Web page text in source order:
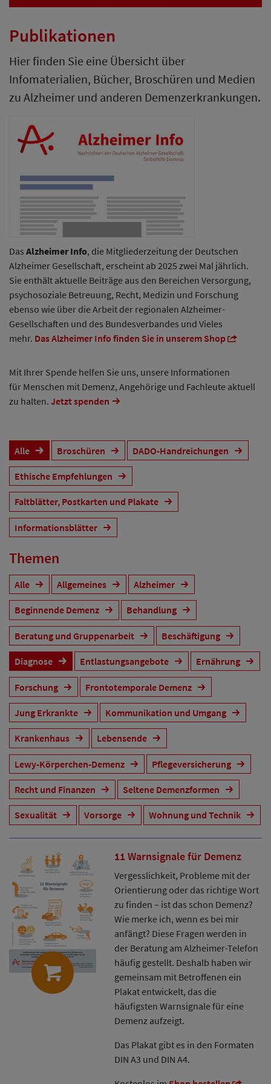
Publikationen
Hier finden Sie eine Übersicht über
Infomaterialien, Bücher, Broschüren und Medien
zu Alzheimer und anderen Demenzerkrankungen.
Das Alzheimer Info, die Mitgliederzeitung der Deutschen
Alzheimer Gesellschaft, erscheint ab 2025 zwei Mal jährlich.
Sie enthält aktuelle Beiträge aus den Bereichen Versorgung,
psychosoziale Betreuung, Recht, Medizin und Forschung
ebenso wie über die Arbeit der regionalen Alzheimer-
Gesellschaften und des Bundesverbandes und Vieles
mehr. Das Alzheimer Info finden Sie in unserem Shop
Mit Ihrer Spende helfen Sie uns, unsere Informationen
für Menschen mit Demenz, Angehörige und Fachleute aktuell
zu halten. Jetzt spenden
Alle Broschüren DADO-Handreichungen
Ethische Empfehlungen
Faltblätter, Postkarten und Plakate
Informationsblätter
Themen
Alle Allgemeines Alzheimer
Beginnende Demenz Behandlung
Beratung und Gruppenarbeit Beschäftigung
Diagnose Entlastungsangebote Ernährung
Forschung Frontotemporale Demenz
Jung Erkrankte Kommunikation und Umgang
Krankenhaus Lebensende
Lewy-Körperchen-Demenz Pflegeversicherung
Recht und Finanzen Seltene Demenzformen
Sexualität Vorsorge Wohnung und Technik
11 Warnsignale für Demenz
Vergesslichkeit, Probleme mit der
Orientierung oder das richtige Wort
zu finden – ist das schon Demenz?
Wie merke ich, wenn es bei mir
anfängt? Diese Fragen werden in
der Beratung am Alzheimer-Telefon
häufig gestellt. Deshalb haben wir
gemeinsam mit Betroffenen ein
Plakat entwickelt, das die
häufigsten Warnsignale für eine
Demenz aufzeigt.
Das Plakat gibt es in den Formaten
DIN A3 und DIN A4.